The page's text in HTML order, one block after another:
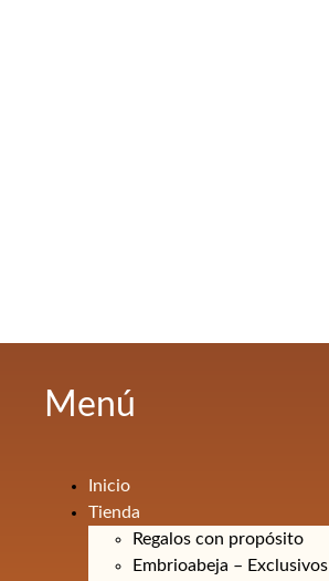
Menú
Inicio
Tienda
Regalos con propósito
Embrioabeja – Exclusivos